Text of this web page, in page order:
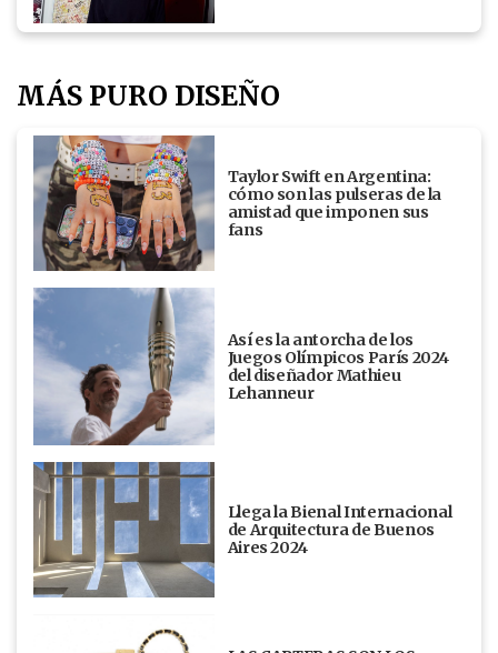
MÁS PURO DISEÑO
Taylor Swift en Argentina:
cómo son las pulseras de la
amistad que imponen sus
fans
Así es la antorcha de los
Juegos Olímpicos París 2024
del diseñador Mathieu
Lehanneur
Llega la Bienal Internacional
de Arquitectura de Buenos
Aires 2024